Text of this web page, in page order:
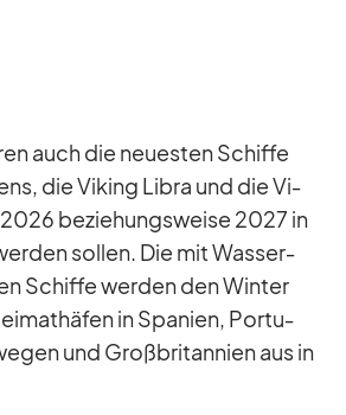
auch die neu­es­ten Schiffe
die Vi­king Li­bra und die Vi­
be­zie­hungs­weise 2027 in
sol­len. Die mit Was­ser­
Schiffe wer­den den Win­ter
in Spa­nien, Por­tu­
und Groß­bri­tan­nien aus in